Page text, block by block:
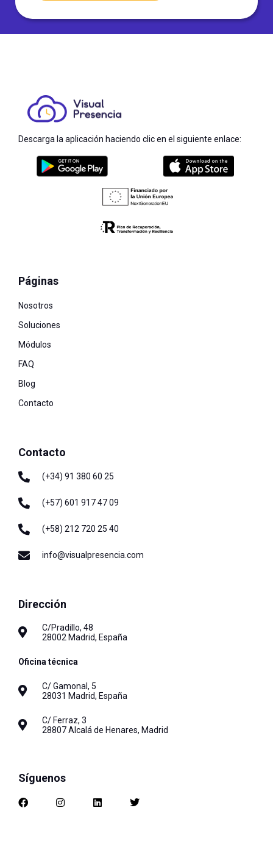
Descarga la aplicación haciendo clic en el siguiente enlace:
Páginas
Nosotros
Soluciones
Módulos
FAQ
Blog
Contacto
Contacto
(+34) 91 380 60 25
(+57) 601 917 47 09
(+58) 212 720 25 40
info@visualpresencia.com
Dirección
C/Pradillo, 48
28002 Madrid, España
Oficina técnica
C/ Gamonal, 5
28031 Madrid, España
C/ Ferraz, 3
28807 Alcalá de Henares, Madrid
Síguenos